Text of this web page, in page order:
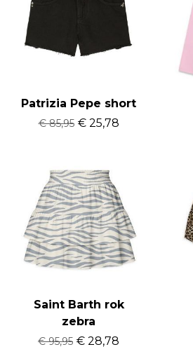
Patrizia Pepe short
€ 85,95 € 25,78
Saint Barth rok
zebra
€ 95,95 € 28,78